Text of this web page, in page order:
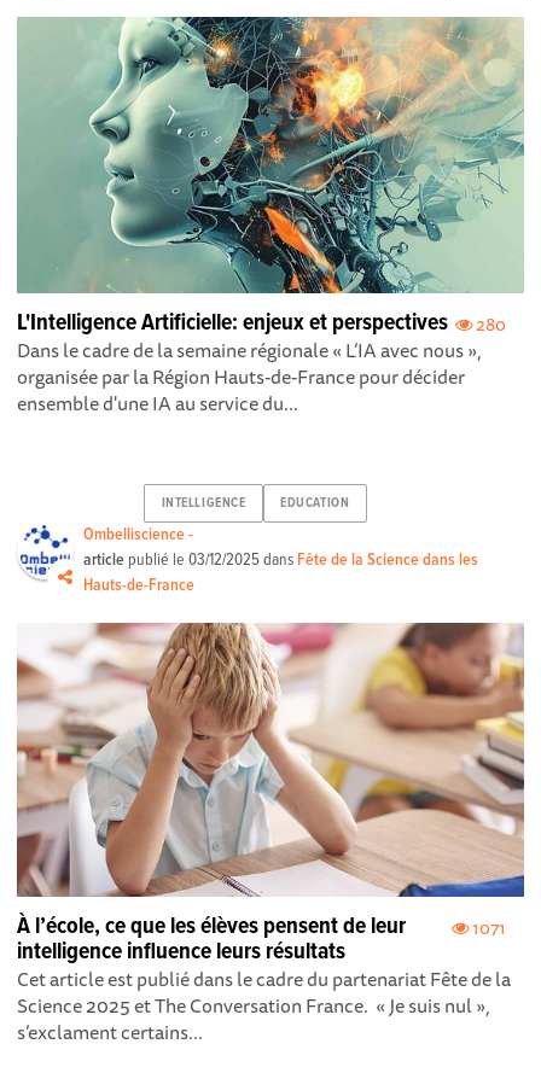
280
L'Intelligence Artificielle: enjeux et perspectives
Dans le cadre de la semaine régionale « L’IA avec nous »,
organisée par la Région Hauts-de-France pour décider
ensemble d'une IA au service du...
INTELLIGENCE EDUCATION
Ombelliscience -
article publié le03/12/2025dans Fête de la Science dans les
Hauts-de-France
1071
À l’école, ce que les élèves pensent de leur
intelligence influence leurs résultats
Cet article est publié dans le cadre du partenariat Fête de la
Science 2025 et The Conversation France. « Je suis nul »,
s’exclament certains...